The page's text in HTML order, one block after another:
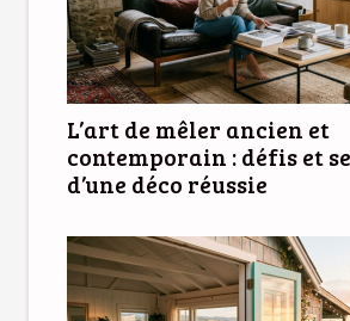
L’art de mêler ancien et
contemporain : défis et
d’une déco réussie